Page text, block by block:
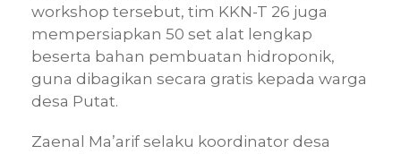
workshop tersebut, tim KKN-T 26 juga
mempersiapkan 50 set alat lengkap
beserta bahan pembuatan hidroponik,
guna dibagikan secara gratis kepada warga
desa Putat.
Zaenal Ma’arif selaku koordinator desa